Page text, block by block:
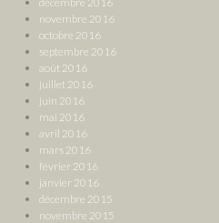
novembre 2016
octobre 2016
septembre 2016
août 2016
juillet 2016
juin 2016
mai 2016
avril 2016
mars 2016
février 2016
janvier 2016
décembre 2015
novembre 2015